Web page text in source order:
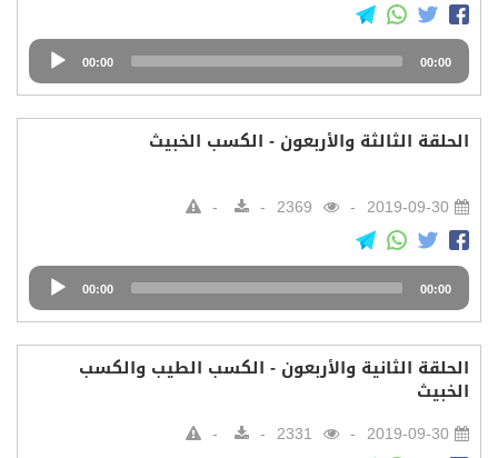
Audio
Player
00:00 00:00
الحلقة الثالثة والأربعون - الكسب الخبيث
2019-09-30
Audio
Player
00:00 00:00
الحلقة الثانية والأربعون - الكسب الطيب والكسب
الخبيث
2019-09-30